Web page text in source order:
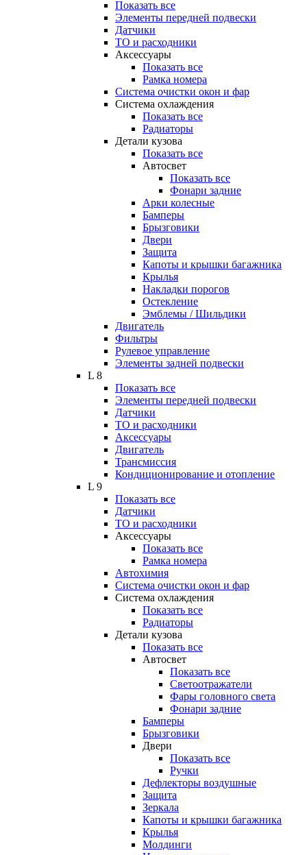
Показать все
Элементы передней подвески
Датчики
ТО и расходники
Аксессуары
Показать все
Рамка номера
Система очистки окон и фар
Система охлаждения
Показать все
Радиаторы
Детали кузова
Показать все
Автосвет
Показать все
Фонари задние
Арки колесные
Бамперы
Брызговики
Двери
Защита
Капоты и крышки багажника
Крылья
Накладки порогов
Остекление
Эмблемы / Шильдики
Двигатель
Фильтры
Рулевое управление
Элементы задней подвески
L 8
Показать все
Элементы передней подвески
Датчики
ТО и расходники
Аксессуары
Двигатель
Трансмиссия
Кондиционирование и отопление
L 9
Показать все
Датчики
ТО и расходники
Аксессуары
Показать все
Рамка номера
Автохимия
Система очистки окон и фар
Система охлаждения
Показать все
Радиаторы
Детали кузова
Показать все
Автосвет
Показать все
Светоотражатели
Фары головного света
Фонари задние
Бамперы
Брызговики
Двери
Показать все
Ручки
Дефлекторы воздушные
Защита
Зеркала
Капоты и крышки багажника
Крылья
Молдинги